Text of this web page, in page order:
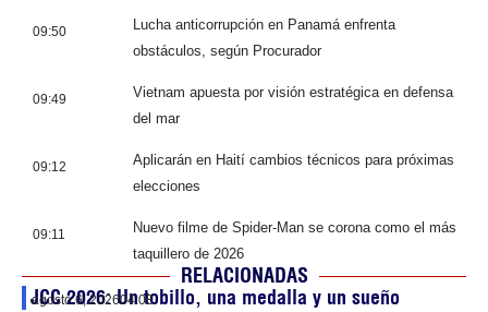
09:50
Lucha anticorrupción en Panamá enfrenta
obstáculos, según Procurador
09:49
Vietnam apuesta por visión estratégica en defensa
del mar
09:12
Aplicarán en Haití cambios técnicos para próximas
elecciones
09:11
Nuevo filme de Spider-Man se corona como el más
taquillero de 2026
RELACIONADAS
JCC 2026: Un tobillo, una medalla y un sueño
agosto 6, 202604:08